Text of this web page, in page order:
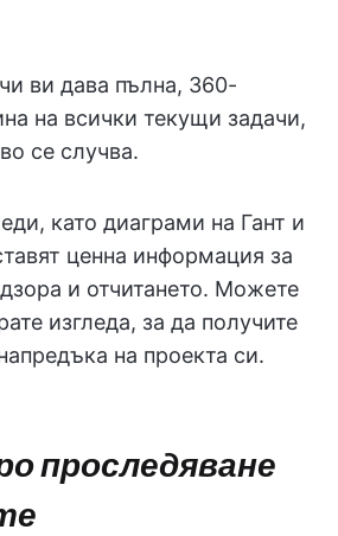
ви дава пълна, 360-
на всички текущи задачи,
се случва.
като диаграми на Гант и
ценна информация за
и отчитането. Можете
изгледа, за да получите
на проекта си.
проследяване